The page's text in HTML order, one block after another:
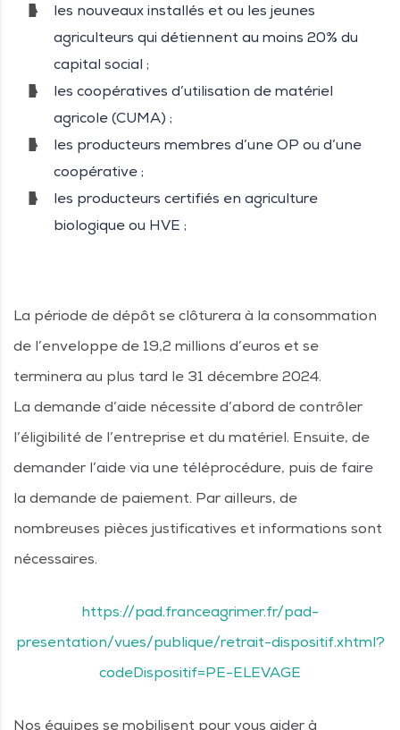
les nouveaux installés et ou les jeunes
agriculteurs qui détiennent au moins 20% du
capital social ;
les coopératives d’utilisation de matériel
agricole (CUMA) ;
les producteurs membres d’une OP ou d’une
coopérative ;
les producteurs certifiés en agriculture
biologique ou HVE ;
La période de dépôt se clôturera à la consommation
de l’enveloppe de 19,2 millions d’euros et se
terminera au plus tard le 31 décembre 2024.
La demande d’aide nécessite d’abord de contrôler
l’éligibilité de l’entreprise et du matériel. Ensuite, de
demander l’aide via une téléprocédure, puis de faire
la demande de paiement. Par ailleurs, de
nombreuses pièces justificatives et informations sont
nécessaires.
https://pad.franceagrimer.fr/pad-
presentation/vues/publique/retrait-dispositif.xhtml?
codeDispositif=PE-ELEVAGE
Nos équipes se mobilisent pour vous aider à